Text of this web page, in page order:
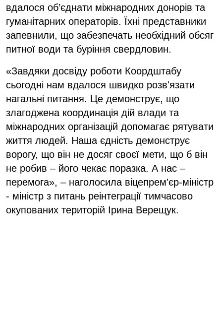
вдалося об’єднати міжнародних донорів та
гуманітарних операторів. Їхні представники
запевнили, що забезпечать необхідний обсяг
питної води та буріння свердловин.
«Завдяки досвіду роботи Коордштабу
сьогодні нам вдалося швидко розв'язати
нагальні питання. Це демонструє, що
злагоджена координація дій влади та
міжнародних організацій допомагає рятувати
життя людей. Наша єдність демонструє
ворогу, що він не досяг своєї мети, що б він
не робив – його чекає поразка. А нас –
перемога», – наголосила віцепрем'єр-міністр
- міністр з питань реінтеграції тимчасово
окупованих територій Ірина Верещук.